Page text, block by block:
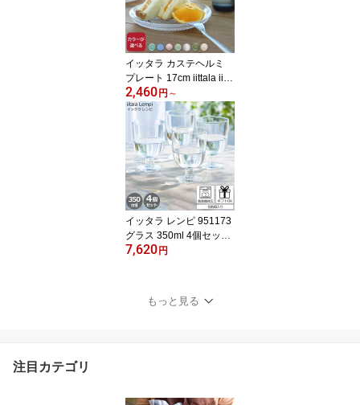
ー】【ギフト】
イッタラ カステヘルミ
プレート 17cm iittala iitta
la Kastehelmi 【食器 ギ
フト 結婚祝い プレゼン
ト お中元 贈り物】【iittal
a イッタラ】【食器 カト
ラリー】【ギフト】
2,460 円 ～
イッタラ レンピ 951173
グラス 350ml 4個セット
クリア 【赤ワイン 白ワ
ギフトセット 食器セッ
7,620 円
もっと見る
注目カテゴリ